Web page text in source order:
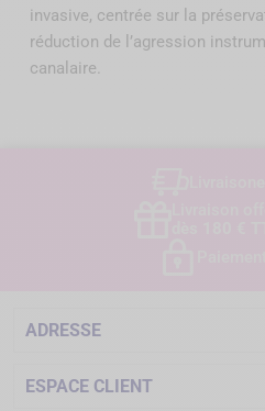
invasive, centrée sur la
réduction de l’agression
canalaire.
ADRESSE
ESPACE CLIENT